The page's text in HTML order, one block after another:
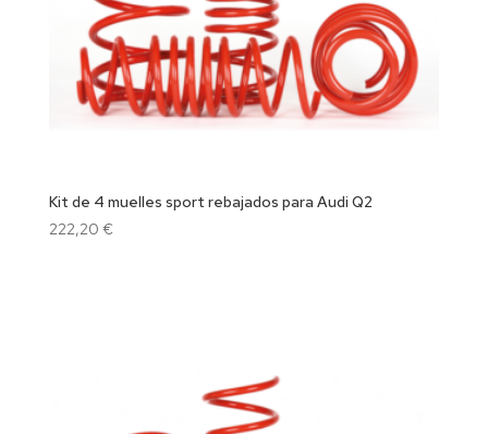
Kit de 4 muelles sport rebajados para Audi Q2
222,20 €